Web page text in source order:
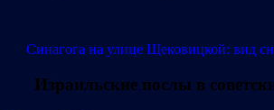
Синагога на улице Щековицкой: вид
Израильские послы в